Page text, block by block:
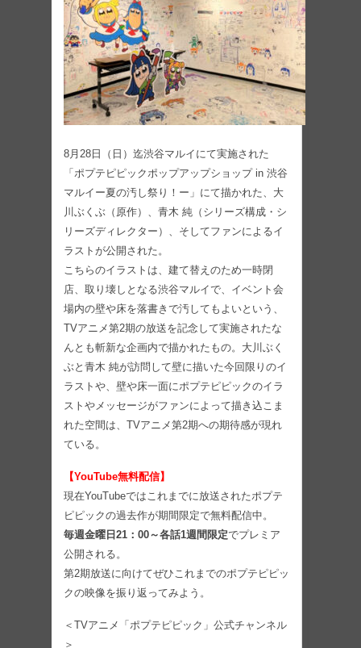
8月28日（日）迄渋谷マルイにて実施された
「ポプテピピックポップアップショップ in 渋谷
マルイー夏の汚し祭り！ー」にて描かれた、大
川ぶくぶ（原作）、青木 純（シリーズ構成・シ
リーズディレクター）、そしてファンによるイ
ラストが公開された。
こちらのイラストは、建て替えのため一時閉
店、取り壊しとなる渋谷マルイで、イベント会
場内の壁や床を落書きで汚してもよいという、
TVアニメ第2期の放送を記念して実施されたな
んとも斬新な企画内で描かれたもの。大川ぶく
ぶと青木 純が訪問して壁に描いた今回限りのイ
ラストや、壁や床一面にポプテピピックのイラ
ストやメッセージがファンによって描き込こま
れた空間は、TVアニメ第2期への期待感が現れ
ている。
【YouTube無料配信】
現在YouTubeではこれまでに放送されたポプテ
ピピックの過去作が期間限定で無料配信中。
毎週金曜日21：00～各話1週間限定でプレミア
公開される。
第2期放送に向けてぜひこれまでのポプテピピッ
クの映像を振り返ってみよう。
＜TVアニメ「ポプテピピック」公式チャンネル
＞